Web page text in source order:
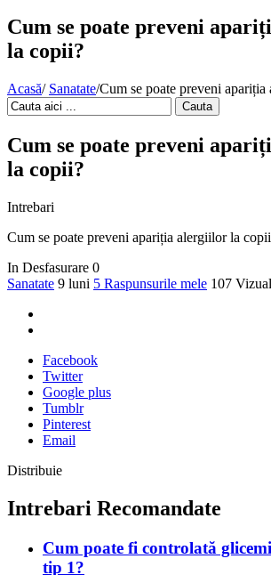
Cum se poate preveni
la copii?
Acasă/ Sanatate/Cum se poate preveni
Cauta
Cum se poate preveni
la copii?
Intrebari
Cum se poate preveni apariția alergiilor la
In Desfasurare 0
Sanatate 9 luni 5 Raspunsurile mele 107
Facebook
Twitter
Google plus
Tumblr
Pinterest
Email
Distribuie
Intrebari Recomandate
Cum poate fi controlată
tip 1?